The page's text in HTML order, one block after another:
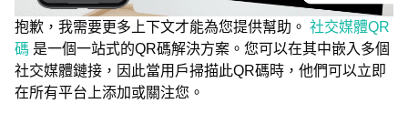
抱歉，我需要更多上下文才能為您提供幫助。 社交媒體QR
碼 是一個一站式的QR碼解決方案。您可以在其中嵌入多個
社交媒體鏈接，因此當用戶掃描此QR碼時，他們可以立即
在所有平台上添加或關注您。